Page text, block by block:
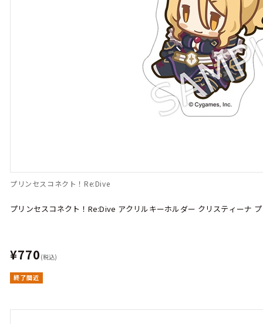
プリンセスコネクト！Re:Dive
プリンセスコネクト！Re:Dive アクリルキーホルダー クリスティーナ
¥770 (税込)
終了間近